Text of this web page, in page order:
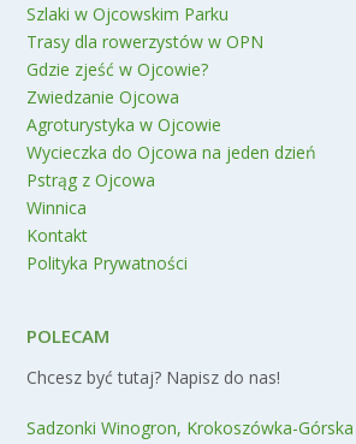
Szlaki w Ojcowskim Parku
Trasy dla rowerzystów w OPN
Gdzie zjeść w Ojcowie?
Zwiedzanie Ojcowa
Agroturystyka w Ojcowie
Wycieczka do Ojcowa na jeden dzień
Pstrąg z Ojcowa
Winnica
Kontakt
Polityka Prywatności
POLECAM
Chcesz być tutaj? Napisz do nas!
Sadzonki Winogron, Krokoszówka-